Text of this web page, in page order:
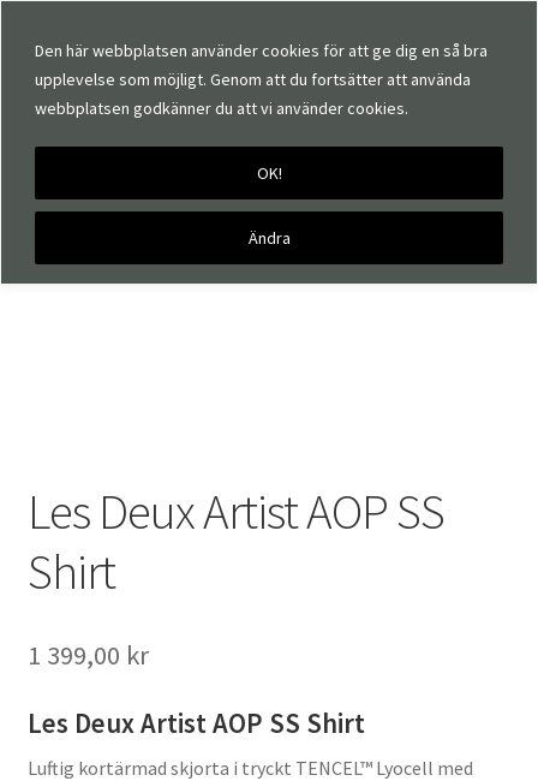
Den här webbplatsen använder cookies för att ge dig en så bra
upplevelse som möjligt. Genom att du fortsätter att använda
webbplatsen godkänner du att vi använder cookies.
Ändra
OK!
Les Deux Artist AOP SS Shirt
Les Deux Artist AOP SS
Shirt
1 399,00 kr
Les Deux Artist AOP SS Shirt
Luftig kortärmad skjorta i tryckt TENCEL™ Lyocell med